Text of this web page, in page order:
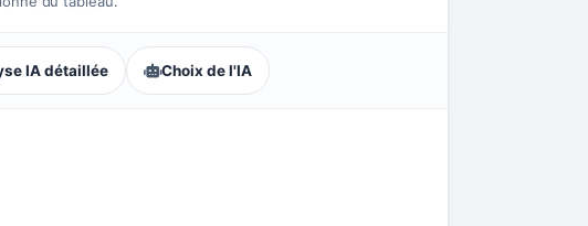
IA détaillée Choix de l'IA